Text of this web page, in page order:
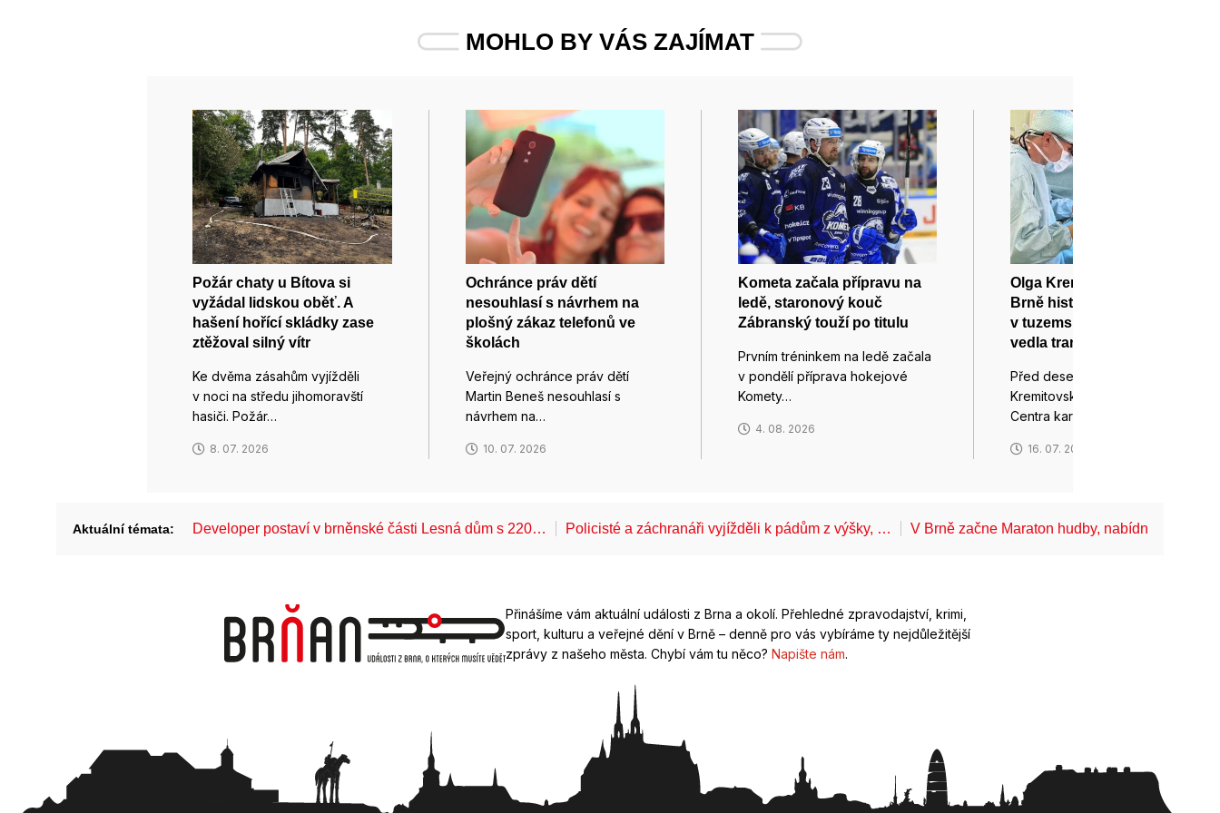
MOHLO BY VÁS ZAJÍMAT
Požár chaty u Bítova si
vyžádal lidskou oběť. A
hašení hořící skládky zase
ztěžoval silný vítr
Ke dvěma zásahům vyjížděli
v noci na středu jihomoravští
hasiči. Požár…
8. 07. 2026
Ochránce práv dětí
nesouhlasí s návrhem na
plošný zákaz telefonů ve
školách
Veřejný ochránce práv dětí
Martin Beneš nesouhlasí s
návrhem na…
10. 07. 2026
Kometa začala přípravu na
ledě, staronový kouč
Zábranský touží po titulu
Prvním tréninkem na ledě začala
v pondělí příprava hokejové
Komety…
4. 08. 2026
Olga Kremitovská přepsala v
Brně historii: jako první žena
v tuzemsku před 10 lety
vedla transplantaci srdce
Před deseti lety se lékařka Olga
Kremitovská z brněnského
Centra kardiovaskulární…
16. 07. 2026
Aktuální témata: Developer postaví v brněnské části Lesná dům s 220… Policisté a záchranáři vyjížděli k pádům z výšky, … V Brně začne Maraton hudby, nabídne
Přinášíme vám aktuální události z Brna a okolí. Přehledné zpravodajství, krimi,
sport, kulturu a veřejné dění v Brně – denně pro vás vybíráme ty nejdůležitější
zprávy z našeho města. Chybí vám tu něco? Napište nám.